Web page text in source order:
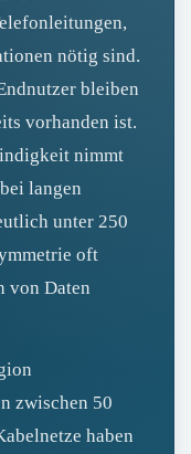
nötig sind.
bleiben
vorhanden ist.
nimmt
langen
unter 250
oft
von Daten
zwischen 50
haben